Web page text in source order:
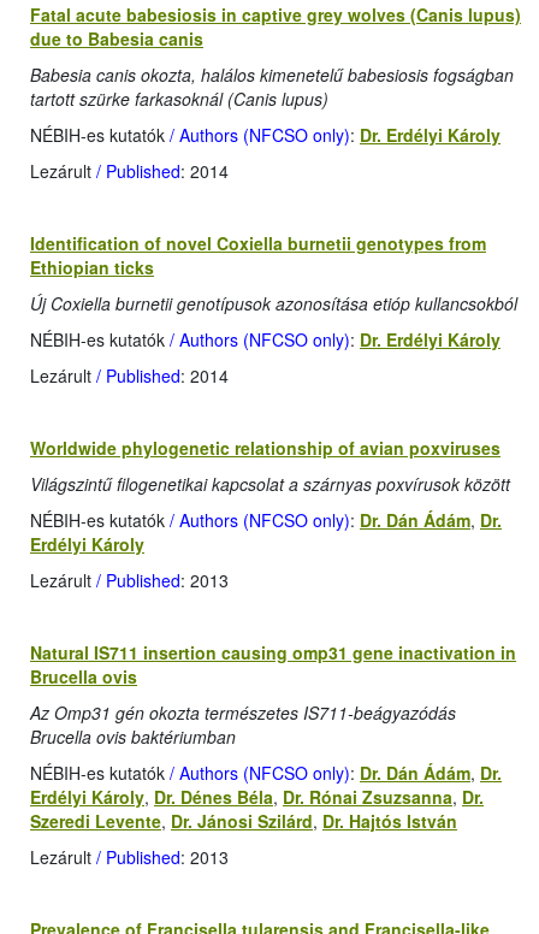
Fatal acute babesiosis in captive grey wolves (Canis lupus)
due to Babesia canis
Babesia canis okozta, halálos kimenetelű babesiosis fogságban
tartott szürke farkasoknál (Canis lupus)
NÉBIH-es kutatók / Authors (NFCSO only): Dr. Erdélyi Károly
Lezárult / Published: 2014
Identification of novel Coxiella burnetii genotypes from
Ethiopian ticks
Új Coxiella burnetii genotípusok azonosítása etióp kullancsokból
NÉBIH-es kutatók / Authors (NFCSO only): Dr. Erdélyi Károly
Lezárult / Published: 2014
Worldwide phylogenetic relationship of avian poxviruses
Világszintű filogenetikai kapcsolat a szárnyas poxvírusok között
NÉBIH-es kutatók / Authors (NFCSO only): Dr. Dán Ádám, Dr.
Erdélyi Károly
Lezárult / Published: 2013
Natural IS711 insertion causing omp31 gene inactivation in
Brucella ovis
Az Omp31 gén okozta természetes IS711-beágyazódás
Brucella ovis baktériumban
NÉBIH-es kutatók / Authors (NFCSO only): Dr. Dán Ádám, Dr.
Erdélyi Károly, Dr. Dénes Béla, Dr. Rónai Zsuzsanna, Dr.
Szeredi Levente, Dr. Jánosi Szilárd, Dr. Hajtós István
Lezárult / Published: 2013